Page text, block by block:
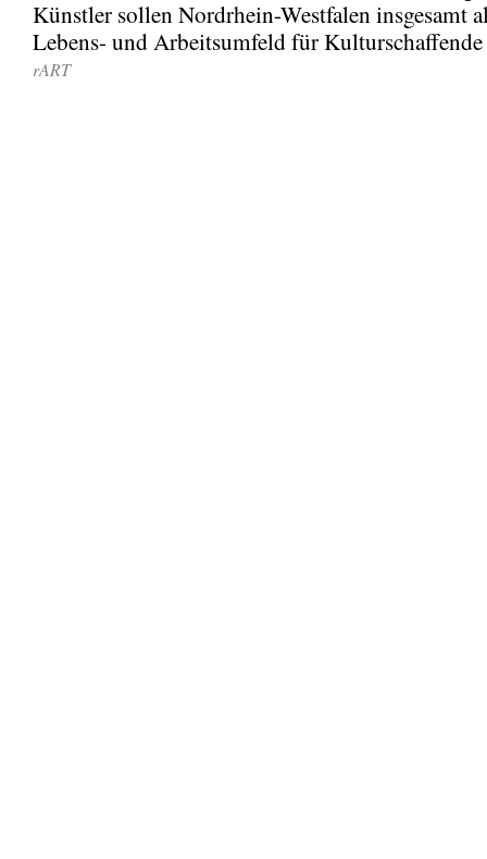
Künstler sollen Nordrhein-Westfalen insgesamt
Lebens- und Arbeitsumfeld für
rART